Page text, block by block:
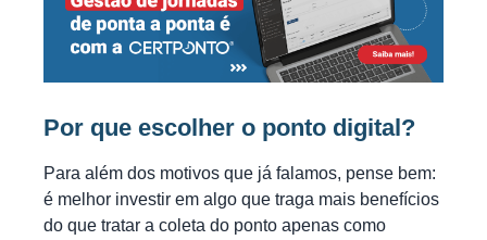
Por que escolher o ponto digital?
Para além dos motivos que já falamos, pense bem:
é melhor investir em algo que traga mais benefícios
do que tratar a coleta do ponto apenas como